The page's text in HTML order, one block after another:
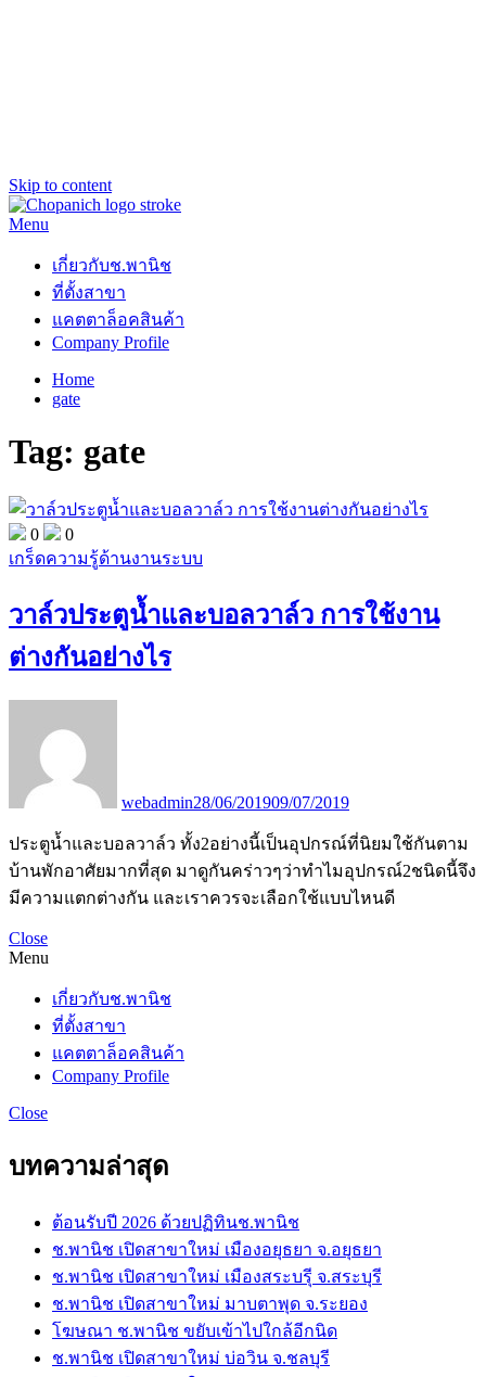
Skip to content
Menu
เกี่ยวกับช.พานิช
ที่ตั้งสาขา
แคตตาล็อคสินค้า
Company Profile
Home
gate
Tag: gate
0
0
เกร็ดความรู้ด้านงานระบบ
วาล์วประตูน้ำและบอลวาล์ว การใช้งาน
ต่างกันอย่างไร
webadmin28/06/201909/07/2019
ประตูน้ำและบอลวาล์ว ทั้ง2อย่างนี้เป็นอุปกรณ์ที่นิยมใช้กันตาม
บ้านพักอาศัยมากที่สุด มาดูกันคร่าวๆว่าทำไมอุปกรณ์2ชนิดนี้จึง
มีความแตกต่างกัน และเราควรจะเลือกใช้แบบไหนดี
Close
Menu
เกี่ยวกับช.พานิช
ที่ตั้งสาขา
แคตตาล็อคสินค้า
Company Profile
Close
บทความล่าสุด
ต้อนรับปี 2026 ด้วยปฏิทินช.พานิช
ช.พานิช เปิดสาขาใหม่ เมืองอยุธยา จ.อยุธยา
ช.พานิช เปิดสาขาใหม่ เมืองสระบรุี จ.สระบุรี
ช.พานิช เปิดสาขาใหม่ มาบตาพุด จ.ระยอง
โฆษณา ช.พานิช ขยับเข้าไปใกล้อีกนิด
ช.พานิช เปิดสาขาใหม่ บ่อวิน จ.ชลบุรี